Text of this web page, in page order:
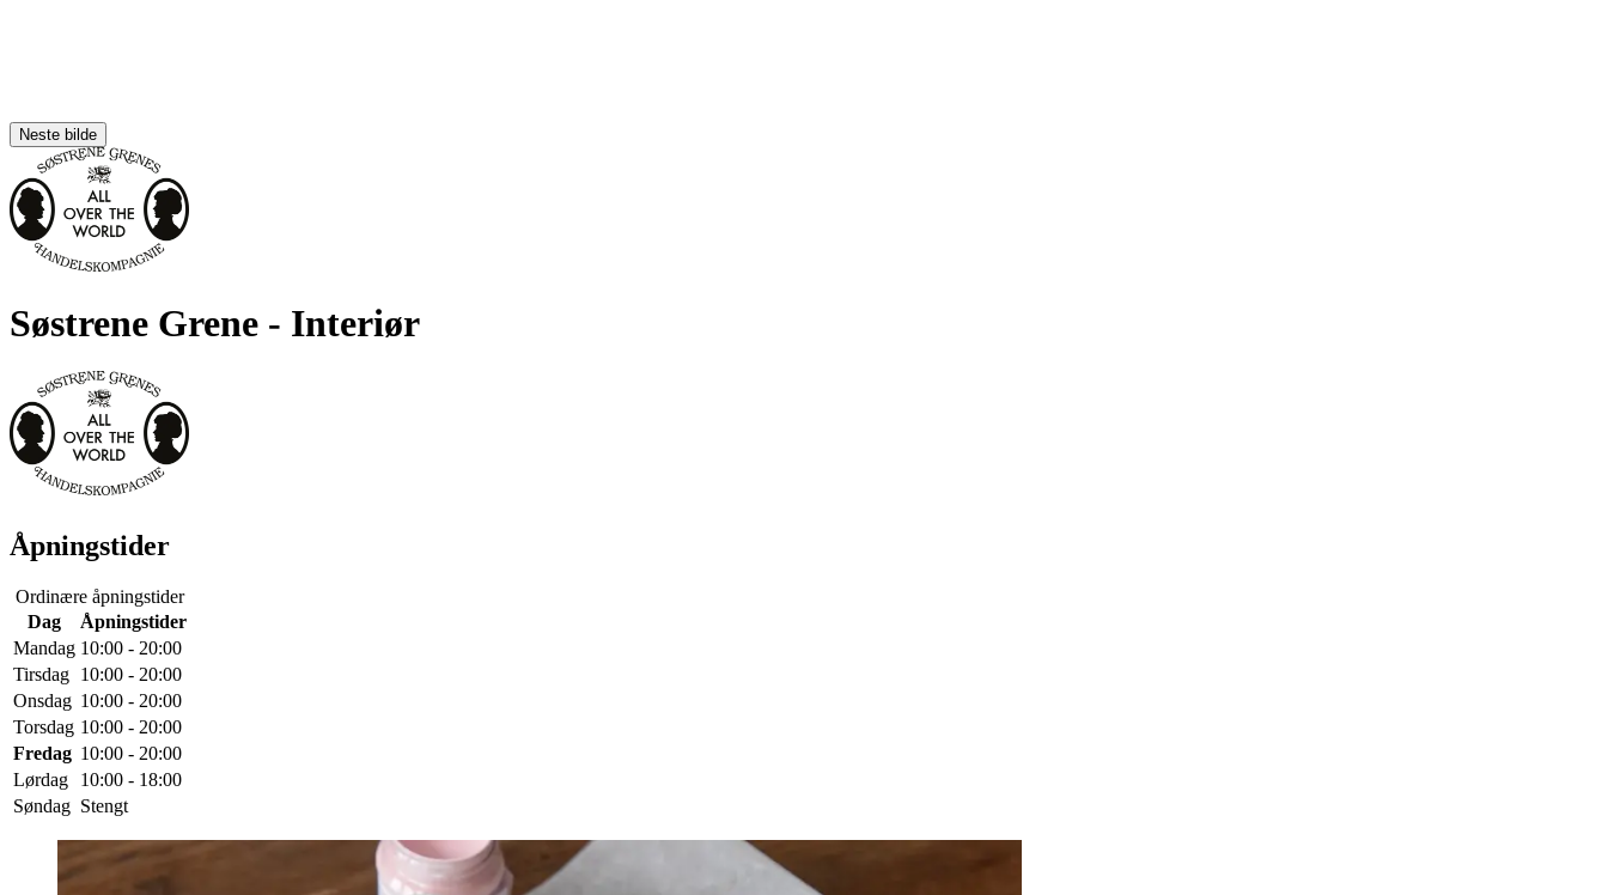
Neste bilde
Søstrene Grene - Interiør
Åpningstider
Ordinære åpningstider
Dag
Åpningstider
Mandag 10:00 - 20:00
Tirsdag 10:00 - 20:00
Onsdag 10:00 - 20:00
Torsdag 10:00 - 20:00
Fredag 10:00 - 20:00
Lørdag
10:00 - 18:00
Søndag Stengt